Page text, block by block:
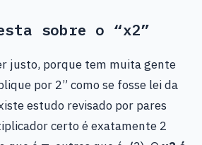
sobre o “x2”
justo, porque tem muita gente
por 2” como se fosse lei da
estudo revisado por pares
certo é exatamente 2